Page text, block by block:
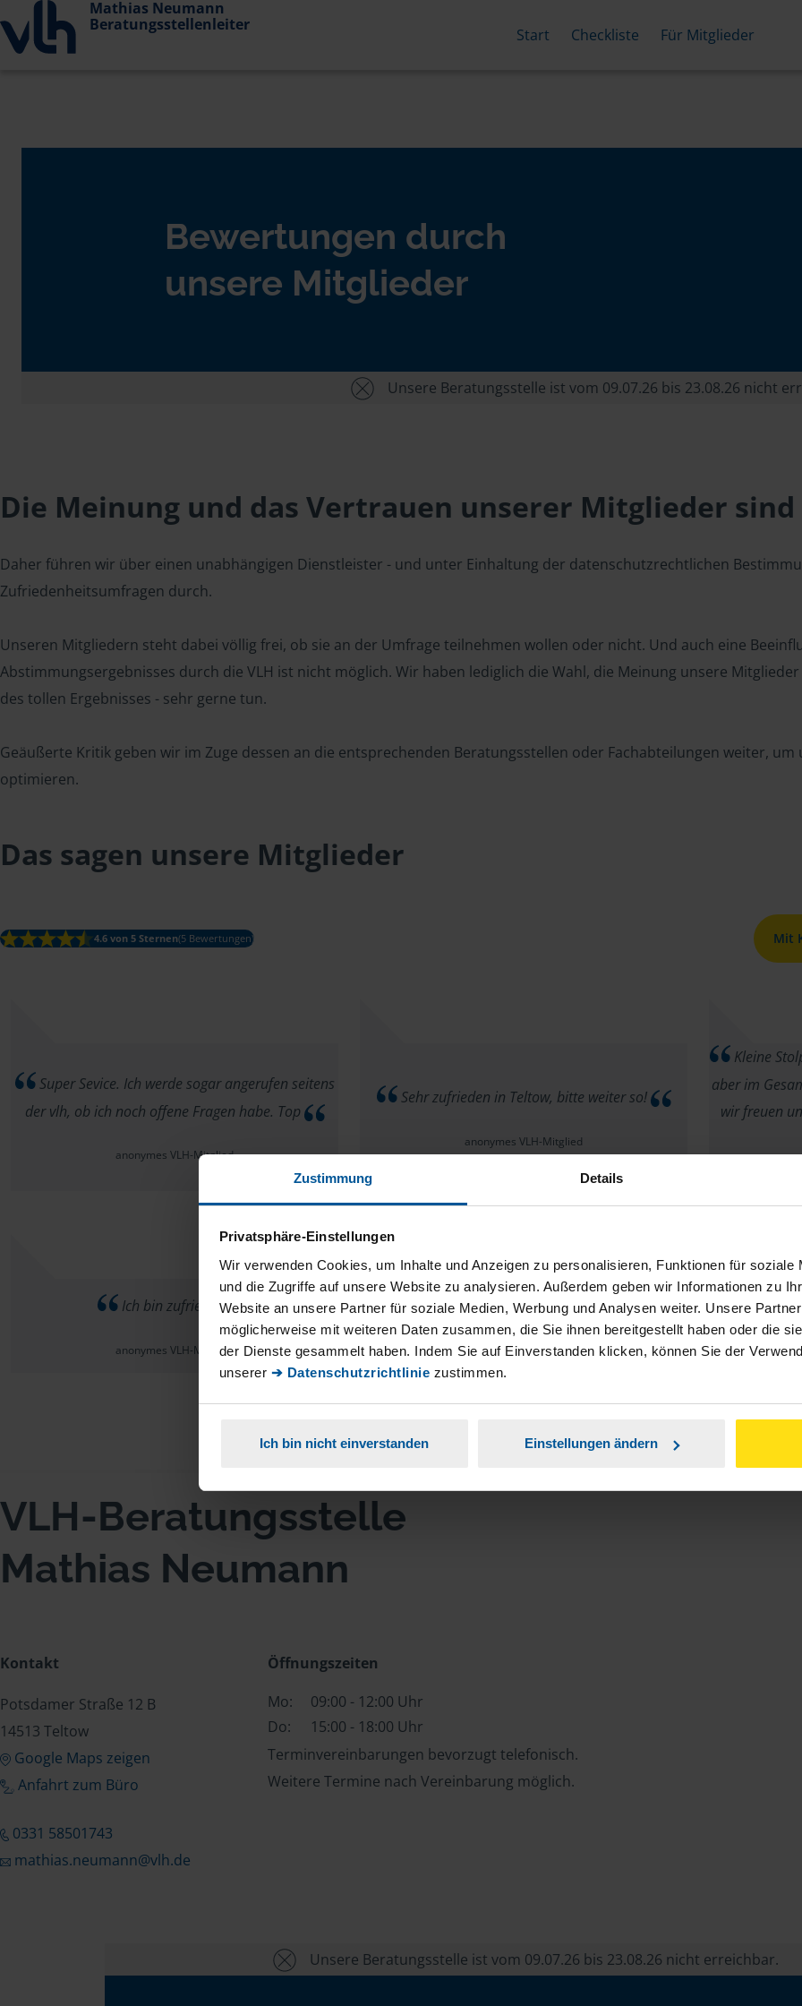
Zustimmung Details
Privatsphäre-Einstellungen
Wir verwenden Cookies, um Inhalte und Anzeigen zu personalisieren, Funktionen für soziale
und die Zugriffe auf unsere Website zu analysieren. Außerdem geben wir Informationen zu
Website an unsere Partner für soziale Medien, Werbung und Analysen weiter. Unsere
möglicherweise mit weiteren Daten zusammen, die Sie ihnen bereitgestellt haben oder die
der Dienste gesammelt haben. Indem Sie auf Einverstanden klicken, können Sie der
unserer ➔ Datenschutzrichtlinie zustimmen.
Ich bin nicht einverstanden Einstellungen ändern
Mathias Neumann
Beratungsstellenleiter
Start Checkliste Für Mitglieder
Bewertungen durch
unsere Mitglieder
Unsere Beratungsstelle ist vom 09.07.26 bis 23.08.26 nicht
Die Meinung und das Vertrauen unserer Mitglieder
Daher führen wir über einen unabhängigen Dienstleister - und unter Einhaltung der datenschutzrechtlichen
Zufriedenheitsumfragen durch.
Unseren Mitgliedern steht dabei völlig frei, ob sie an der Umfrage teilnehmen wollen oder nicht. Und auch eine
Abstimmungsergebnisses durch die VLH ist nicht möglich. Wir haben lediglich die Wahl, die Meinung unsere
des tollen Ergebnisses - sehr gerne tun.
Geäußerte Kritik geben wir im Zuge dessen an die entsprechenden Beratungsstellen oder Fachabteilungen weiter,
optimieren.
Das sagen unsere Mitglieder
4.6 von 5 Sternen(5 Bewertungen) Mit
Super Sevice. Ich werde sogar angerufen seitens
der vlh, ob ich noch offene Fragen habe. Top
anonymes VLH-Mitglied
Sehr zufrieden in Teltow, bitte weiter so!
anonymes VLH-Mitglied
Kleine
aber im
wir freuen
Ich bin zufrieden.
anonymes VLH-Mitglied
Es macht Spaß ! Dort beraten zu werden. Mehr
Sprechtage - wäre optimal - Gruß an die LESER -
VLH-Beratungsstelle
Mathias Neumann
Kontakt
Potsdamer Straße 12 B
14513 Teltow
Google Maps zeigen
Anfahrt zum Büro
0331 58501743
mathias.neumann@vlh.de
Öffnungszeiten
Mo:
09:00 - 12:00 Uhr
Do:
15:00 - 18:00 Uhr
Terminvereinbarungen bevorzugt telefonisch.
Weitere Termine nach Vereinbarung möglich.
Unsere Beratungsstelle ist vom 09.07.26 bis 23.08.26 nicht erreichbar.